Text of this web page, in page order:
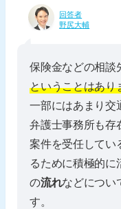
回答者
野尻大輔
保険金などの相談
ということはあり
一部にはあまり交
弁護士事務所も存
案件を受任してい
るために積極的に
の流れなどについ
す。